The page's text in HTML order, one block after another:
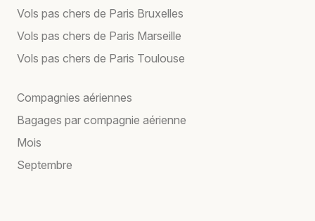
Vols pas chers de Paris Bruxelles
Vols pas chers de Paris Marseille
Vols pas chers de Paris Toulouse
Compagnies aériennes
Bagages par compagnie aérienne
Mois
Septembre